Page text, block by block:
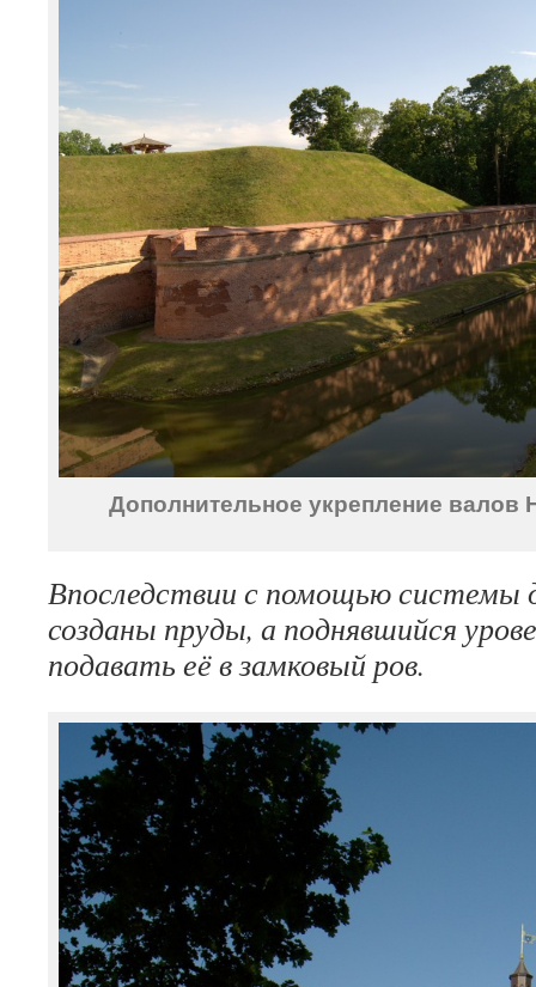
Дополнительное укрепление валов
Впоследствии с помощью системы
созданы пруды, а поднявшийся
подавать её в замковый ров.